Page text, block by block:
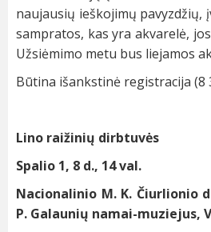
naujausių ieškojimų pavyzdžių,
sampratos, kas yra akvarelė,
Užsiėmimo metu bus liejamos
Būtina išankstinė registracija (8
Lino raižinių dirbtuvės
Spalio 1, 8 d., 14 val.
Nacionalinio M. K. Čiurlionio
P. Galaunių namai-muziejus,